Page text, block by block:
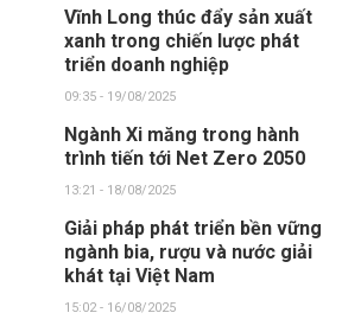
Vĩnh Long thúc đẩy sản xuất
xanh trong chiến lược phát
triển doanh nghiệp
09:35 - 19/08/2025
Ngành Xi măng trong hành
trình tiến tới Net Zero 2050
13:21 - 18/08/2025
Giải pháp phát triển bền vững
ngành bia, rượu và nước giải
khát tại Việt Nam
15:02 - 16/08/2025